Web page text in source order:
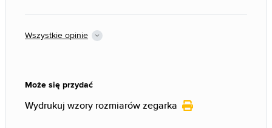
Wszystkie opinie
Może się przydać
Wydrukuj wzory rozmiarów zegarka